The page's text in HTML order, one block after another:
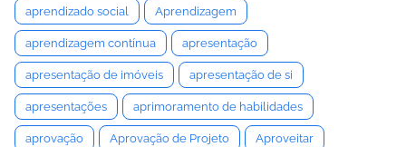
aprendizado social Aprendizagem
aprendizagem contínua apresentação
apresentação de imóveis apresentação de si
apresentações aprimoramento de habilidades
aprovação Aprovação de Projeto Aproveitar